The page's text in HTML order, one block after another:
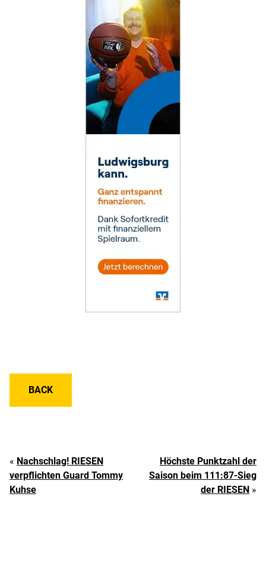
BACK
« Nachschlag! RIESEN
verpflichten Guard Tommy
Kuhse
Höchste Punktzahl der
Saison beim 111:87-Sieg
der RIESEN »